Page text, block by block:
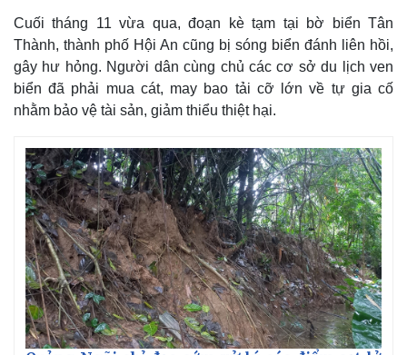
Kinh tế
Bất động sản
Khởi nghiệp
Thị trường
Giá vàng
Tiêu dùng
Tỷ giá
Chứng khoán
Cuối tháng 11 vừa qua, đoạn kè tạm tại bờ biển Tân
Thành, thành phố Hội An cũng bị sóng biển đánh liên hồi,
gây hư hỏng. Người dân cùng chủ các cơ sở du lịch ven
biển đã phải mua cát, may bao tải cỡ lớn về tự gia cố
nhằm bảo vệ tài sản, giảm thiểu thiệt hại.